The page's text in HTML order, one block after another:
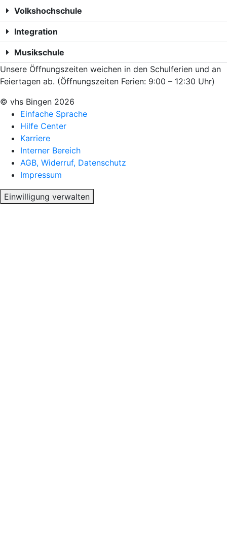
Volkshochschule
Integration
Musikschule
Unsere Öffnungszeiten weichen in den Schulferien und an
Feiertagen ab. (Öffnungszeiten Ferien: 9:00 – 12:30 Uhr)
© vhs Bingen 2026
Einfache Sprache
Hilfe Center
Karriere
Interner Bereich
AGB, Widerruf, Datenschutz
Impressum
Einwilligung verwalten